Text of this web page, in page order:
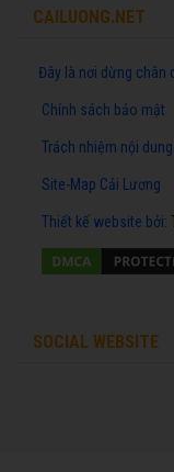
CAILUONG.NET
Đây là nơi dừng chân
Chính sách bảo mật
Trách nhiệm nội dung
Site-Map Cải Lương
Thiết kế website bởi:
SOCIAL WEBSITE